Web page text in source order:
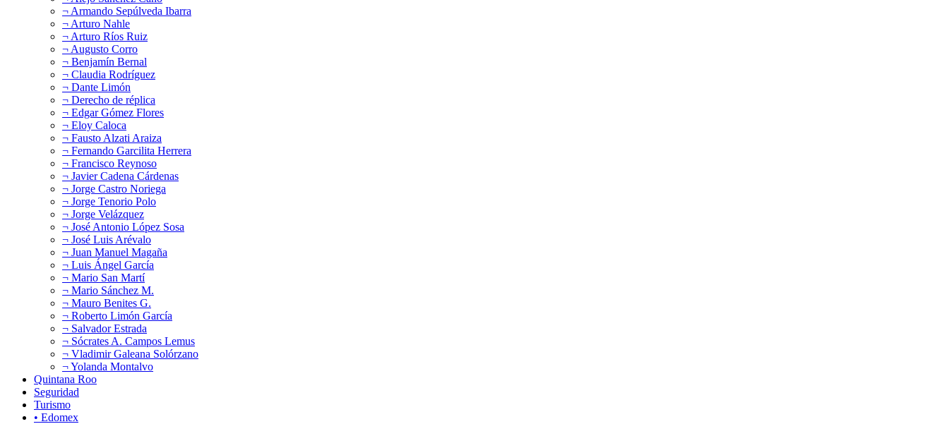
¬ Armando Sepúlveda Ibarra
¬ Arturo Nahle
¬ Arturo Ríos Ruiz
¬ Augusto Corro
¬ Benjamín Bernal
¬ Claudia Rodríguez
¬ Dante Limón
¬ Derecho de réplica
¬ Edgar Gómez Flores
¬ Eloy Caloca
¬ Fausto Alzati Araiza
¬ Fernando Garcilita Herrera
¬ Francisco Reynoso
¬ Javier Cadena Cárdenas
¬ Jorge Castro Noriega
¬ Jorge Tenorio Polo
¬ Jorge Velázquez
¬ José Antonio López Sosa
¬ José Luis Arévalo
¬ Juan Manuel Magaña
¬ Luis Ángel García
¬ Mario San Martí
¬ Mario Sánchez M.
¬ Mauro Benites G.
¬ Roberto Limón García
¬ Salvador Estrada
¬ Sócrates A. Campos Lemus
¬ Vladimir Galeana Solórzano
¬ Yolanda Montalvo
Quintana Roo
Seguridad
Turismo
• Edomex